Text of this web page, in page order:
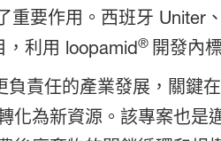
要作用。西班牙 Uniter
，利用 loopamid® 開發內
責任的產業發展，關鍵
化為新資源。該專案也是